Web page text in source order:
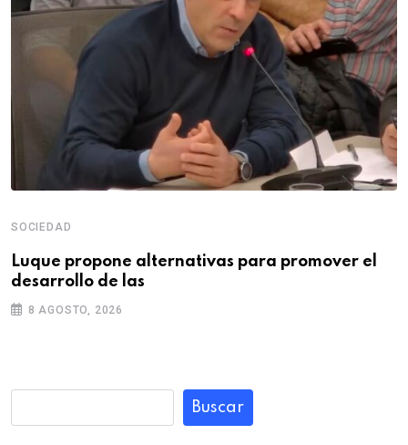
SOCIEDAD
Luque propone alternativas para promover el
desarrollo de las
8 AGOSTO, 2026
Buscar